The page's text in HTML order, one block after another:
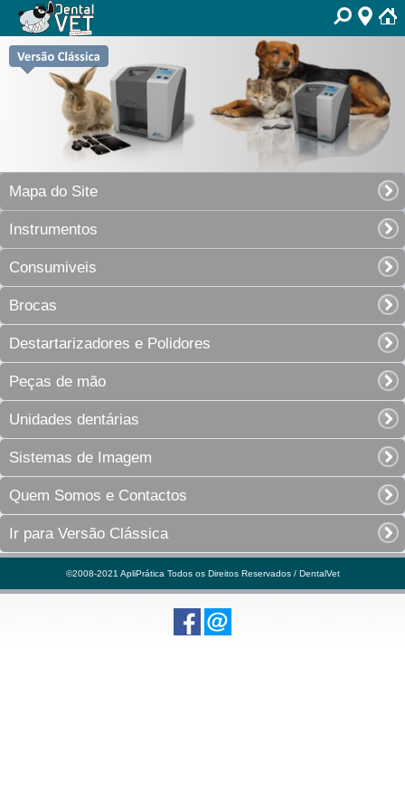
Mapa do Site
Instrumentos
Consumiveis
Brocas
Destartarizadores e Polidores
Peças de mão
Unidades dentárias
Sistemas de Imagem
Quem Somos e Contactos
Ir para Versão Clássica
©2008-2021 ApliPrática Todos os Direitos Reservados / DentalVet